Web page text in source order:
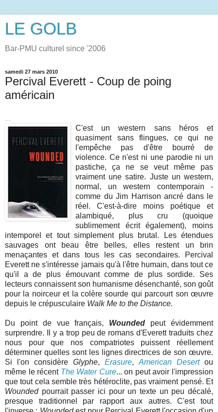
LE GOLB
Bar-PMU culturel since '2006
samedi 27 mars 2010
Percival Everett - Coup de poing
américain
...
C'est un western sans héros et
quasiment sans flingues, ce qui ne
l'empêche pas d'être bourré de
violence. Ce n'est ni une parodie ni un
pastiche, ça ne se veut même pas
vraiment une satire. Juste un western,
normal, un western contemporain -
comme du Jim Harrison ancré dans le
réel. C'est-à-dire moins poétique et
alambiqué, plus cru (quoique
sublimement écrit également), moins
intemporel et tout simplement plus brutal. Les étendues
sauvages ont beau être belles, elles restent un brin
menaçantes et dans tous les cas secondaires. Percival
Everett ne s'intéresse jamais qu'à l'être humain, dans tout ce
qu'il a de plus émouvant comme de plus sordide. Ses
lecteurs connaissent son humanisme désenchanté, son goût
pour la noirceur et la colère sourde qui parcourt son œuvre
depuis le crépusculaire Walk Me to the Distance.
Du point de vue français, Wounded peut évidemment
surprendre. Il y a trop peu de romans d'Everett traduits chez
nous pour que nos compatriotes puissent réellement
déterminer quelles sont les lignes directrices de son œuvre.
Si l'on considère Glyphe, Erasure, American Desert ou
même le récent The Water Cure... on peut avoir l'impression
que tout cela semble très hétéroclite, pas vraiment pensé. Et
Woundedpourrait passer ici pour un texte un peu décalé,
presque traditionnel par rapport aux autres. C'est tout